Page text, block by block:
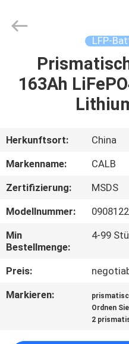
HAUS
PRODUKTE
ÜBER
UNS
FABRIK-
AUSFLUG
TRETEN
LFP-
163Ah
Herkunftsort:
China
Markenname:
CALB
Zertifizierung:
MSDS
Modellnummer:
Min
Bestellmenge:
4-99
Preis:
Markieren:
Ordnen
2